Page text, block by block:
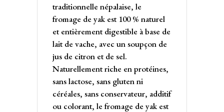
traditionnelle népalaise, le
fromage de yak est 100 % naturel
et entièrement digestible à base de
lait de vache, avec un soupçon de
jus de citron et de sel.
Naturellement riche en protéines,
sans lactose, sans gluten ni
céréales, sans conservateur, additif
ou colorant, le fromage de yak est